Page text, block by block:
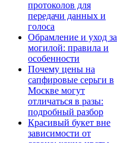
протоколов для
передачи данных и
голоса
Обрамление и уход за
могилой: правила и
особенности
Почему цены на
сапфировые серьги в
Москве могут
отличаться в разы:
подробный разбор
Красивый букет вне
зависимости от